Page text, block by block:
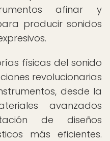
afinar y
producir sonidos
físicas del sonido
revolucionarias
desde la
avanzados
de diseños
más eficientes.